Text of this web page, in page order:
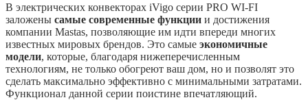
В электрических конвекторах iVigo серии PRO WI-FI
заложены самые современные функции и достижения
компании Mastas, позволяющие им идти впереди многих
известных мировых брендов. Это самые экономичные
модели, которые, благодаря нижеперечисленным
технологиям, не только обогреют ваш дом, но и позволят это
сделать максимально эффективно c минимальными затратами.
Функционал данной серии поистине впечатляющий.